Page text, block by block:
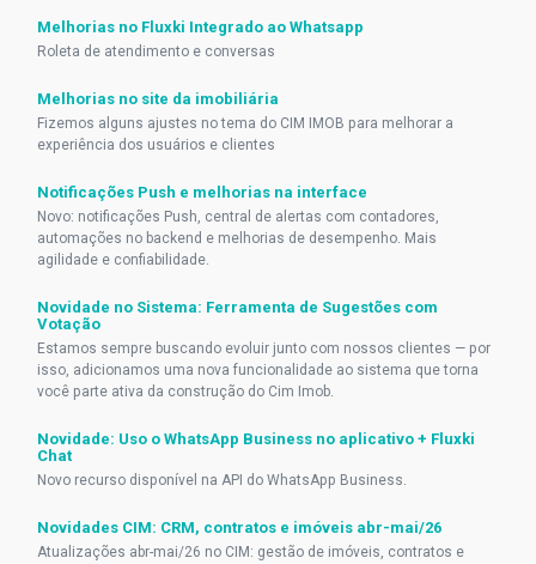
Melhorias no Fluxki Integrado ao Whatsapp
Roleta de atendimento e conversas
Melhorias no site da imobiliária
Fizemos alguns ajustes no tema do CIM IMOB para melhorar a
experiência dos usuários e clientes
Notificações Push e melhorias na interface
Novo: notificações Push, central de alertas com contadores,
automações no backend e melhorias de desempenho. Mais
agilidade e confiabilidade.
Novidade no Sistema: Ferramenta de Sugestões com
Votação
Estamos sempre buscando evoluir junto com nossos clientes — por
isso, adicionamos uma nova funcionalidade ao sistema que torna
você parte ativa da construção do Cim Imob.
Novidade: Uso o WhatsApp Business no aplicativo + Fluxki
Chat
Novo recurso disponível na API do WhatsApp Business.
Novidades CIM: CRM, contratos e imóveis abr-mai/26
Atualizações abr-mai/26 no CIM: gestão de imóveis, contratos e